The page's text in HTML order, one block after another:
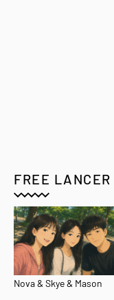
FREE LANCER
Nova & Skye & Mason